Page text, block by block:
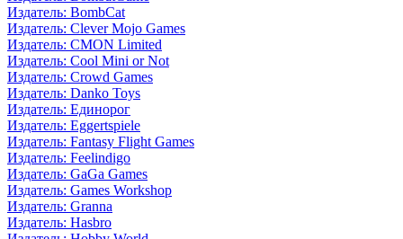
Издатель: BombCat
Издатель: Clever Mojo Games
Издатель: CMON Limited
Издатель: Cool Mini or Not
Издатель: Crowd Games
Издатель: Danko Toys
Издатель: Единорог
Издатель: Eggertspiele
Издатель: Fantasy Flight Games
Издатель: Feelindigo
Издатель: GaGa Games
Издатель: Games Workshop
Издатель: Granna
Издатель: Hasbro